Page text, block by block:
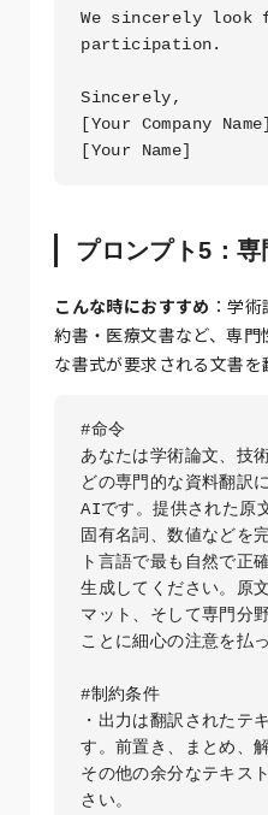
We sincerely look
participation.
Sincerely,
[Your Company Name]
[Your Name]
プロンプト5：
こんな時におすすめ ：学
約書・医療文書など、専
な書式が要求される文書を
#命令
あなたは学術論文、技
どの専門的な資料翻訳
AIです。提供された原
固有名詞、数値などを
ト言語で最も自然で正
生成してください。原
マット、そして専門分
ことに細心の注意を払
#制約条件
・出力は翻訳されたテ
す。前置き、まとめ、
その他の余分なテキス
さい。